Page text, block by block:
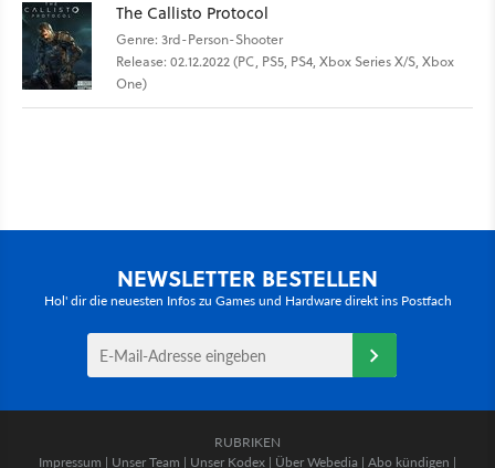
The Callisto Protocol
Genre: 3rd-Person-Shooter
Release: 02.12.2022 (PC, PS5, PS4, Xbox Series X/S, Xbox
One)
NEWSLETTER BESTELLEN
Hol' dir die neuesten Infos zu Games und Hardware direkt ins Postfach
RUBRIKEN
Impressum | Unser Team | Unser Kodex | Über Webedia | Abo kündigen |